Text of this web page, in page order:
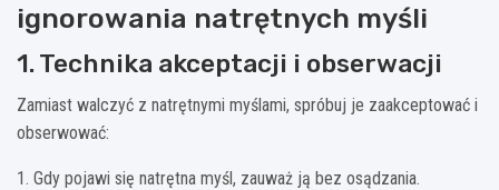
ignorowania natrętnych myśli
1. Technika akceptacji i obserwacji
Zamiast walczyć z natrętnymi myślami, spróbuj je zaakceptować i
obserwować:
1. Gdy pojawi się natrętna myśl, zauważ ją bez osądzania.